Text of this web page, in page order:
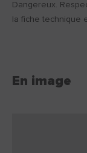
Dangereux.
la fiche technique
En image